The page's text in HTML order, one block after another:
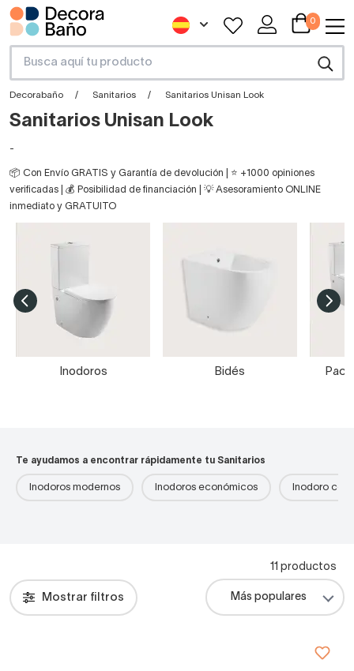
0
Decorabaño Sanitarios Sanitarios Unisan Look
Sanitarios Unisan Look
-
📦 Con Envío GRATIS y Garantía de devolución | ⭐ +1000 opiniones
verificadas | 💰 Posibilidad de financiación | 💡 Asesoramiento ONLINE
inmediato y GRATUITO
Inodoros Bidés
Te ayudamos a encontrar rápidamente tu Sanitarios
Inodoros modernos Inodoros económicos Inodoro
Mostrar filtros
11 productos